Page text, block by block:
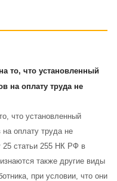
то, что установленный
на оплату труда не
что установленный
оплату труда не
25 статьи 255 НК РФ в
также другие виды
при условии, что они